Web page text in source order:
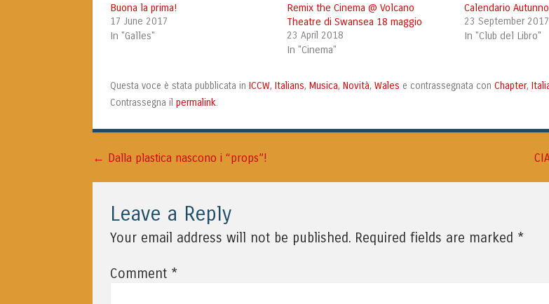
Buona la prima!
17 June 2017
In "Galles"
Remix the Cinema @ Volcano
Theatre di Swansea 18 maggio
23 April 2018
In "Cinema"
Calendario Autunno
23 September 2017
In "Club del Libro"
Questa voce è stata pubblicata in ICCW, Italians, Musica, Novità, Wales e contrassegnata con Chapter,
Contrassegna il permalink.
Navigazione articolo
← Dalla plastica nascono i “props”!
Leave a Reply
Your email address will not be published. Required fields are marked *
Comment *